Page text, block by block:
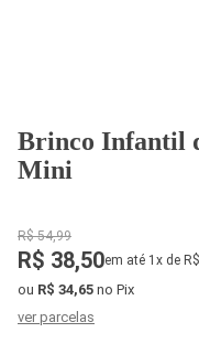
Brinco Infantil
Mini
R$ 54,99
R$ 38,50em até 1x de
ou R$ 34,65 no Pix
ver parcelas